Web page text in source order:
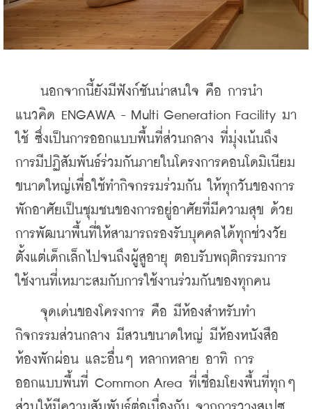
นอกจากนี้ยังมีฟังก์ชันน่าสนใจ คือ การนำ
แนวคิด ENGAWA - Multi Generation Facility มา
ใช้ ซึ่งเป็นการออกแบบพื้นที่ส่วนกลาง ที่มุ่งเน้นถึง
การมีปฏิสัมพันธ์ร่วมกันภายในโครงการคอนโดมิเนียม
ขนาดใหญ่เพื่อใช้ทำกิจกรรมร่วมกัน ให้ทุกวันของการ
พักอาศัยเป็นชุมชนของการอยู่อาศัยที่มีความสุข ด้วย
การพัฒนาพื้นที่ให้สามารถรองรับบุคคลได้ทุกช่วงวัย
ตั้งแต่เด็กเล็กไปจนถึงผู้สูอายุ ตอบรับพฤติกรรมการ
ใช้งานที่เหมาะสมกับการใช้งานร่วมกันของทุกคน
จุดเด่นของโครงการ คือ มีห้องสำหรับทำ
กิจกรรมส่วนกลาง มีสวนขนาดใหญ่ มีห้องหนังสือ
ห้องพักผ่อน และอื่นๆ หลากหลาย อาทิ การ
ออกแบบพื้นที่ Common Area ที่เชื่อมโยงพื้นที่ทุกๆ